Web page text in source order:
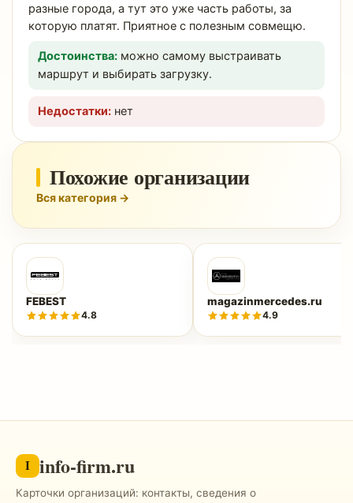
разные города, а тут это уже часть работы, за
которую платят. Приятное с полезным совмещю.
Достоинства: можно самому выстраивать
маршрут и выбирать загрузку.
Недостатки: нет
Похожие организации
Вся категория →
FEBEST
4.8
magazinmercedes.ru
4.9
I info-firm.ru
Карточки организаций: контакты, сведения о